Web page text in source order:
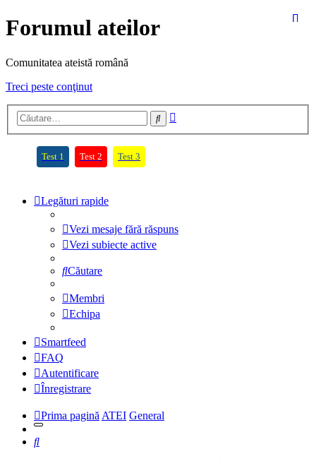
Forumul ateilor
Comunitatea ateistă română
Treci peste conţinut
Căutare
Test 1 (Opens a new tab)
Test 2 (Opens a new tab)
Test 3
Legături rapide
Vezi mesaje fără răspuns
Vezi subiecte active
Căutare
Membri
Echipa
Smartfeed
FAQ
Autentificare
Înregistrare
Prima paginăATEI General
Căutare